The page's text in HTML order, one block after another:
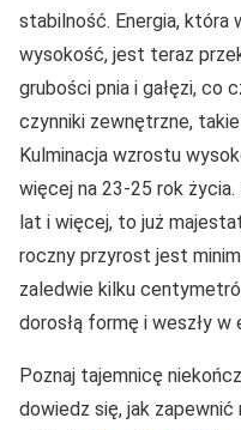
stabilność. Energia, która
wysokość, jest teraz
grubości pnia i gałęzi, co
czynniki zewnętrzne,
Kulminacja wzrostu
więcej na 23-25 rok życia.
lat i więcej, to już
roczny przyrost jest
zaledwie kilku
dorosłą formę i weszły w
Poznaj tajemnicę
dowiedz się, jak